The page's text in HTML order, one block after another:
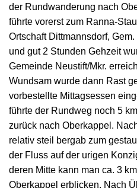
der Rundwanderung nach
führte vorerst zum Ranna-
Ortschaft Dittmannsdorf,
und gut 2 Stunden Gehzeit
Gemeinde Neustift/Mkr.
Wundsam wurde dann Rast
vorbestellte Mittagsessen
führte der Rundweg noch 5
zurück nach Oberkappel.
relativ steil bergab zum
der Fluss auf der urigen
deren Mitte kann man ca. 3
Oberkappel erblicken. Nach